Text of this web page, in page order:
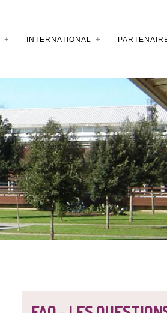
INTERNATIONAL